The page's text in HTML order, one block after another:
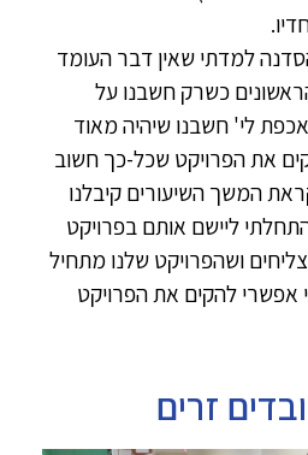
למדתי שאין דבר העומד
כשרק חשבנו על
אכפת לי' חשבנו שיהיה מאוד
את הפרויקט שכל-כך חשוב
המשך השיעורים קיבלנו
ליישם אותם בפרויקט
ושהפרויקט שלנו מתחיל
להקים את הפרויקט
זרים